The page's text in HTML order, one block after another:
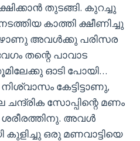
തുടങ്ങി. കുറച്ചു
കാത്തി ക്ഷീണിച്ചു
അവൾക്കു പരിസര
തന്റെ പാവാട
ഓടി പോയി…
കേട്ടിട്ടാണു,
സോപ്പിന്റെ മണം
അവൾ
കുളിച്ചു ഒരു മണവാട്ടിയെ